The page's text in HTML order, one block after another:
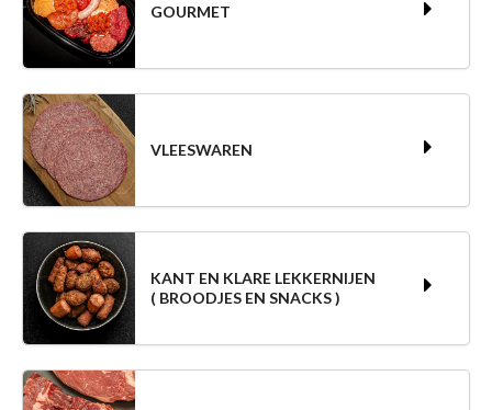
GOURMET
VLEESWAREN
KANT EN KLARE LEKKERNIJEN
( BROODJES EN SNACKS )